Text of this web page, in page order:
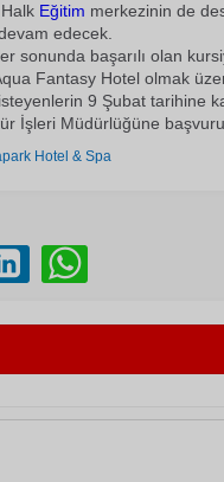
Eğitim merkezinin de
edecek.
sonunda başarılı olan
Fantasy Hotel olmak
9 Şubat tarihine
İşleri Müdürlüğüne
Hotel & Spa